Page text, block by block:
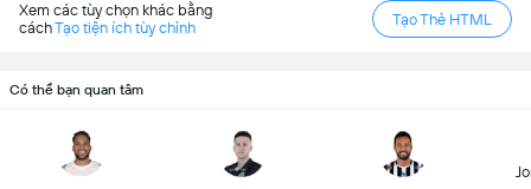
Xem các tùy chọn khác bằng
cáchTạo tiện ích tùy chỉnh Tạo Thẻ HTML
Có thể bạn quan tâm